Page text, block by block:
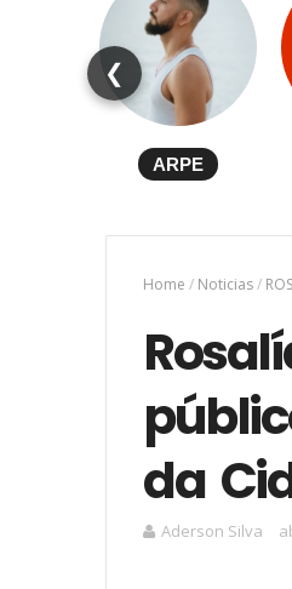
❮
ARPE
Home / Noticias/
da
Aderson Silva